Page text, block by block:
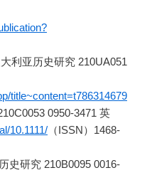
利亚历史研究 210UA051
title~content=t786314679
0950-3471 英
10.1111/ （ISSN）1468-
史研究 210B0095 0016-